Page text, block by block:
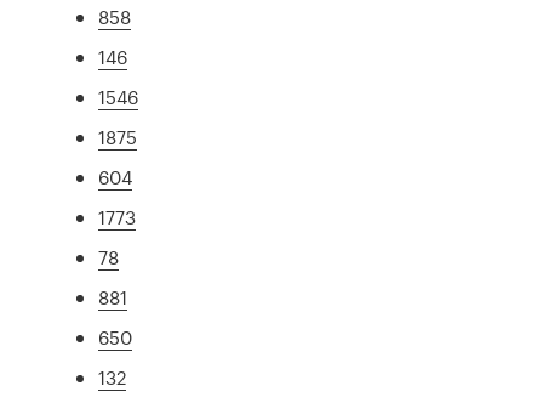
858
146
1546
1875
604
1773
78
881
650
132